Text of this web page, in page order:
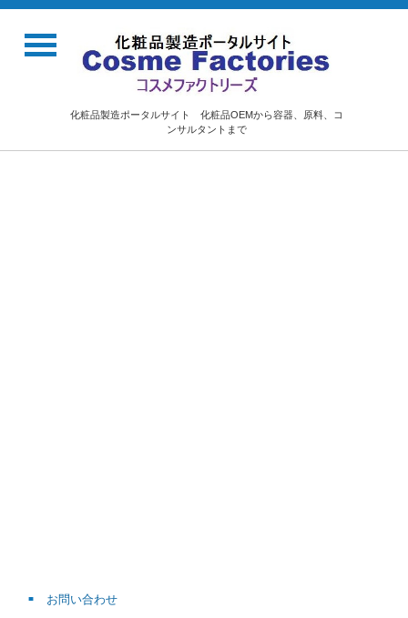
化粧品製造ポータルサイト 化粧品OEMから容器、原料、コ
ンサルタントまで
お問い合わせ